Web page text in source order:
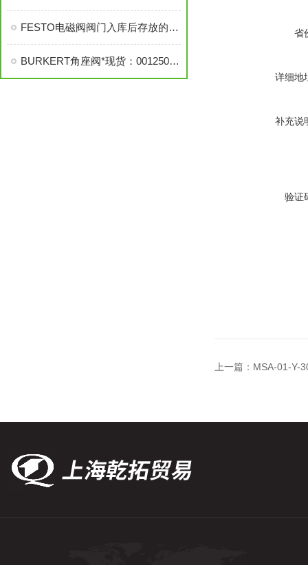
FESTO电磁阀阀门入库后存放的方法
BURKERT角座阀*现货：001250,001249,001251,001398，BURKERT角座阀
省
详细地
补充说
验证
上一篇： MSA-01-Y-